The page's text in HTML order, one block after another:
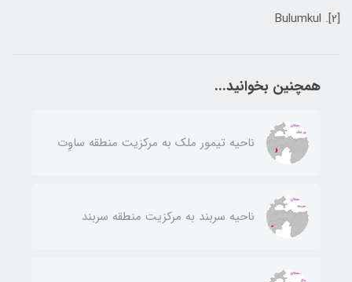
[2]. Bulumkul
همچنین بخوانید...
ناحيه تيمور ملك به مركزيت منطقه ساوِت
ناحيه سربند به مركزيت منطقه سربند